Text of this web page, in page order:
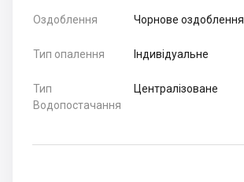
Оздоблення Чорнове оздоблення
Тип опалення Індивідуальне
Тип
Водопостачання
Централізоване